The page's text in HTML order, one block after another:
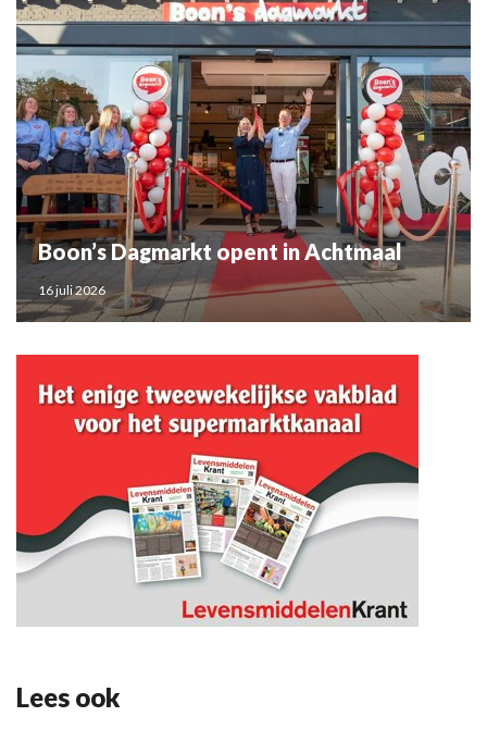
Boon’s Dagmarkt opent in Achtmaal
16 juli 2026
Lees ook